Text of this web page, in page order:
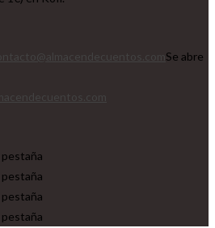
Se abre
pestaña
pestaña
pestaña
pestaña